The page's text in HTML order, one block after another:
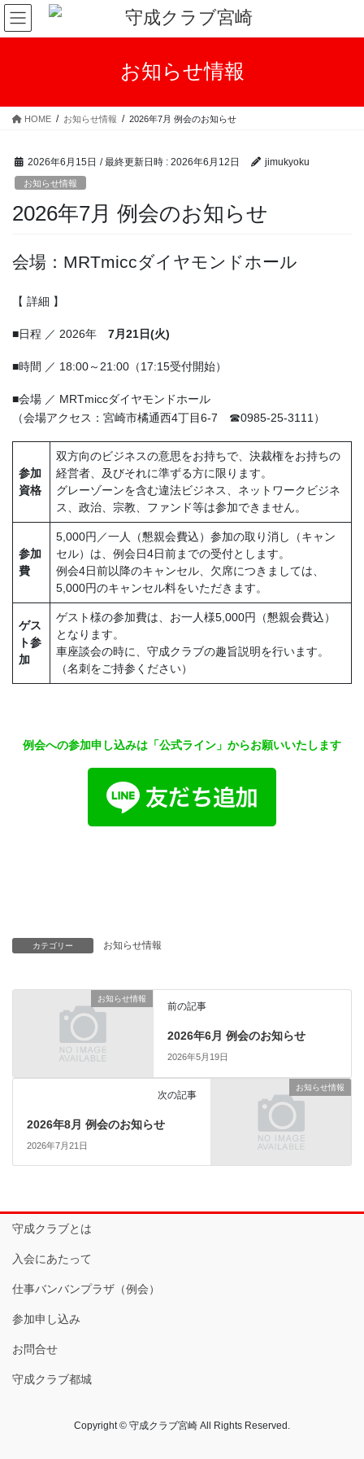
コ
ン
テ
ス
ナ
ビ
ゲ
ン
お知らせ情報
HOME お知らせ情報 2026年7月 例会のお知らせ
2026年6月15日 / 最終更新日時 : 2026年6月12日 jimukyoku
お知らせ情報
2026年7月 例会のお知らせ
会場：MRTmiccダイヤモンドホール
【 詳細 】
■日程 ／ 2026年 7月21日(火)
■時間 ／ 18:00～21:00（17:15受付開始）
■会場 ／ MRTmiccダイヤモンドホール
（会場アクセス：宮崎市橘通西4丁目6-7 ☎0985-25-3111）
参加
資格
双方向のビジネスの意思をお持ちで、決裁権をお持ちの
経営者、及びそれに準ずる方に限ります。
グレーゾーンを含む違法ビジネス、ネットワークビジネ
ス、政治、宗教、ファンド等は参加できません。
参加
費
5,000円／一人（懇親会費込）参加の取り消し（キャン
セル）は、例会日4日前までの受付とします。
例会4日前以降のキャンセル、欠席につきましては、
5,000円のキャンセル料をいただきます。
ゲス
ト参
加
ゲスト様の参加費は、お一人様5,000円（懇親会費込）
となります。
車座談会の時に、守成クラブの趣旨説明を行います。
（名刺をご持参ください）
例会への参加申し込みは「公式ライン」からお願いいたします
カテゴリー お知らせ情報
お知らせ情報
前の記事
2026年6月 例会のお知らせ
2026年5月19日
お知らせ情報
次の記事
2026年8月 例会のお知らせ
2026年7月21日
守成クラブとは
入会にあたって
仕事バンバンプラザ（例会）
参加申し込み
お問合せ
守成クラブ都城
Copyright © 守成クラブ宮崎 All Rights Reserved.